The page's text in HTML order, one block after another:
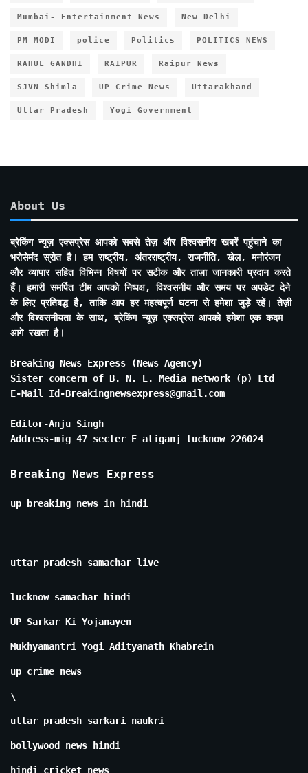
Mumbai- Entertainment News New Delhi
PM MODI police Politics POLITICS NEWS
RAHUL GANDHI RAIPUR Raipur News
SJVN Shimla UP Crime News Uttarakhand
Uttar Pradesh Yogi Government
About Us
ब्रेकिंग न्यूज़ एक्सप्रेस आपको सबसे तेज़ और विश्वसनीय खबरें पहुंचाने का
भरोसेमंद स्रोत है। हम राष्ट्रीय, अंतरराष्ट्रीय, राजनीति, खेल, मनोरंजन
और व्यापार सहित विभिन्न विषयों पर सटीक और ताज़ा जानकारी प्रदान करते
हैं। हमारी समर्पित टीम आपको निष्पक्ष, विश्वसनीय और समय पर अपडेट देने
के लिए प्रतिबद्ध है, ताकि आप हर महत्वपूर्ण घटना से हमेशा जुड़े रहें। तेज़ी
और विश्वसनीयता के साथ, ब्रेकिंग न्यूज़ एक्सप्रेस आपको हमेशा एक कदम
आगे रखता है।
Breaking News Express (News Agency)
Sister concern of B. N. E. Media network (p) Ltd
E-Mail Id-Breakingnewsexpress@gmail.com
Editor-Anju Singh
Address-mig 47 secter E aliganj lucknow 226024
Breaking News Express
up breaking news in hindi
uttar pradesh samachar live
lucknow samachar hindi
UP Sarkar Ki Yojanayen
Mukhyamantri Yogi Adityanath Khabrein
up crime news
\
uttar pradesh sarkari naukri
bollywood news hindi
hindi cricket news